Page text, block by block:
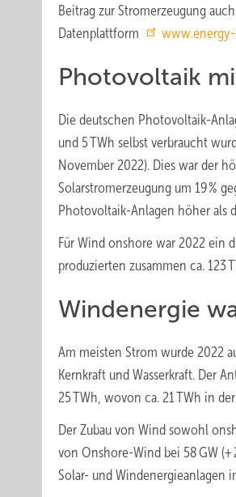
Beitrag zur Stromerzeugung
Datenplattform
Photovoltaik
Die deutschen Photovoltaik-
und 5 TWh selbst verbraucht
November 2022). Dies war der
Solarstromerzeugung um 19 %
Photovoltaik-Anlagen höher als
Für Wind onshore war 2022
produzierten zusammen ca. 123
Windenergie
Am meisten Strom wurde 2022
Kernkraft und Wasserkraft. Der
25 TWh, wovon ca. 21 TWh in
Der Zubau von Wind sowohl
von Onshore-Wind bei 58 GW (+
Solar- und Windenergieanlagen